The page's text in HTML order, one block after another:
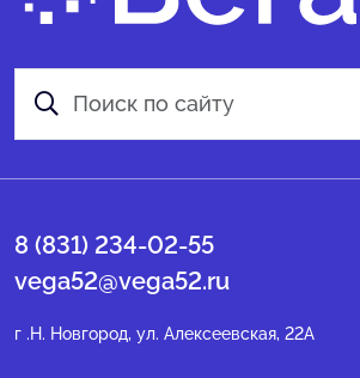
8 (831) 234-02-55
vega52@vega52.ru
г .Н. Новгород, ул. Алексеевская, 22А